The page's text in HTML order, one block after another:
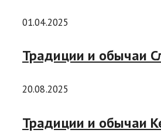
01.04.2025
Традиции и обычаи
20.08.2025
Традиции и обычаи